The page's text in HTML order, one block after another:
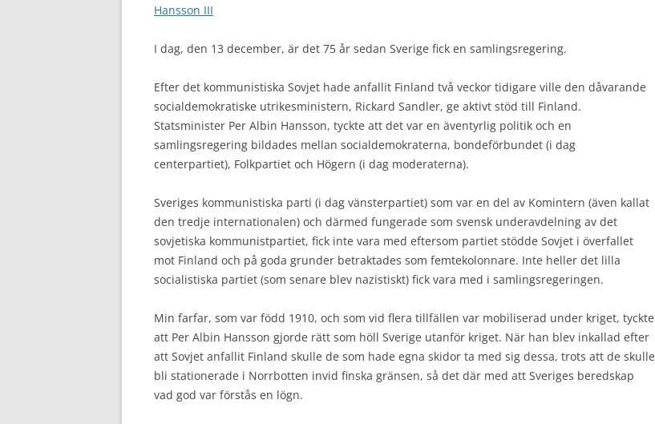
Hansson III
I dag, den 13 december, är det 75 år sedan Sverige fick en samlingsregering.
Efter det kommunistiska Sovjet hade anfallit Finland två veckor tidigare ville den dåvarande
socialdemokratiske utrikesministern, Rickard Sandler, ge aktivt stöd till Finland.
Statsminister Per Albin Hansson, tyckte att det var en äventyrlig politik och en
samlingsregering bildades mellan socialdemokraterna, bondeförbundet (i dag
centerpartiet), Folkpartiet och Högern (i dag moderaterna).
Sveriges kommunistiska parti (i dag vänsterpartiet) som var en del av Komintern (även kallat
den tredje internationalen) och därmed fungerade som svensk underavdelning av det
sovjetiska kommunistpartiet, fick inte vara med eftersom partiet stödde Sovjet i överfallet
mot Finland och på goda grunder betraktades som femtekolonnare. Inte heller det lilla
socialistiska partiet (som senare blev nazistiskt) fick vara med i samlingsregeringen.
Min farfar, som var född 1910, och som vid flera tillfällen var mobiliserad under kriget, tyckte
att Per Albin Hansson gjorde rätt som höll Sverige utanför kriget. När han blev inkallad efter
att Sovjet anfallit Finland skulle de som hade egna skidor ta med sig dessa, trots att de skulle
bli stationerade i Norrbotten invid finska gränsen, så det där med att Sveriges beredskap
vad god var förstås en lögn.